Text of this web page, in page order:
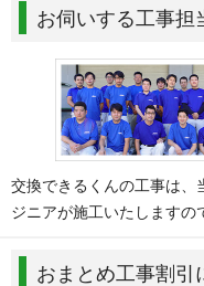
お伺いする工事担
交換できるくんの工事は、
ジニアが施工いたしますの
おまとめ工事割引